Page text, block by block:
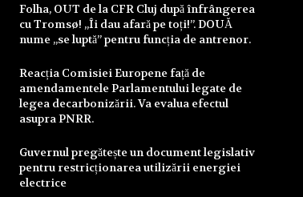
Folha, OUT de la CFR Cluj după înfrângerea
cu Tromsø! „Îi dau afară pe toți!”. DOUĂ
nume „se luptă” pentru funcția de antrenor.
Reacția Comisiei Europene față de
amendamentele Parlamentului legate de
legea decarbonizării. Va evalua efectul
asupra PNRR.
Guvernul pregătește un document legislativ
pentru restricționarea utilizării energiei
electrice